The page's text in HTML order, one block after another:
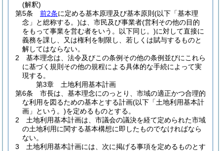
(解釈)
第5条
前2条に定める基本原理及び基本原則 (以下「基本理
念」と総称する。)は、市民及び事業者(営利その他の目的
をもって事業を営む者をいう。以下同じ。)に対して直接に
義務を課し、又は権利を制限し、若しくは賦与するものと
解してはならない。
2
基本理念は、法令及びこの条例その他の条例並びにこれら
に基づく規則その他の規程による具体的な手続によって実
現する。
第3章
土地利用基本計画
第6条
市長は、基本理念にのっとり、市域の適正かつ合理的
な利用を図るための基本とする計画(以下「土地利用基本計
画」という。)を定めるものとする。
2
土地利用基本計画は、市議会の議決を経て定められた市域
の土地利用に関する基本構想に即したものでなければなら
ない。
3
土地利用基本計画には、次に掲げる事項を定めるものとす